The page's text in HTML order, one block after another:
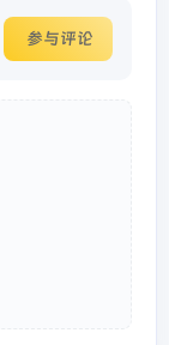
参与评论